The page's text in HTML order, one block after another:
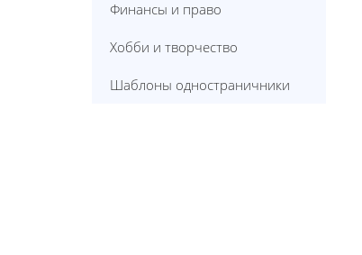
Финансы и право
Хобби и творчество
Шаблоны одностраничники